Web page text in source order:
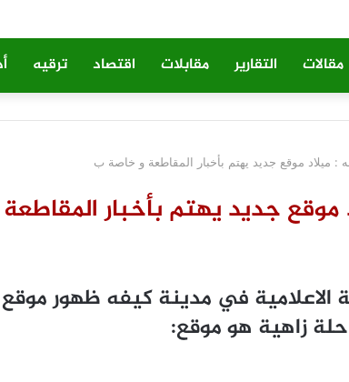
مقالات التقارير مقابلات اقتصاد ترقيه
: ميلاد موقع جديد يهتم بأخبار المقاطعة و خاصة ب
موقع جديد يهتم بأخبار
في مدينة كيفه ظهور
زاهية هو موقع: